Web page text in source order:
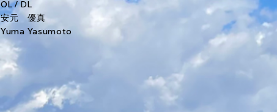
OL / DL
安元 優真
Yuma Yasumoto